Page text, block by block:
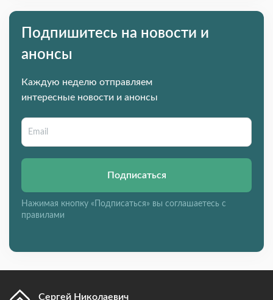
Подпишитесь на новости и
анонсы
Каждую неделю отправляем
интересные новости и анонсы
Подписаться
Нажимая кнопку «Подписаться» вы соглашаетесь с
правилами
Сергей Николаевич